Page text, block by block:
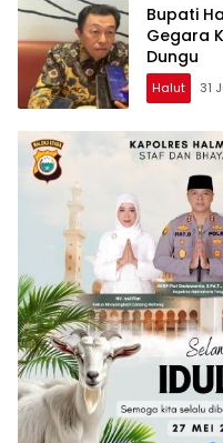
Bupati
Gegara
Dungu
Halut 31